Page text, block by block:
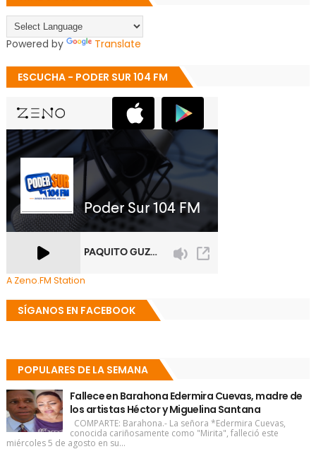
Powered by Translate
ESCUCHA - PODER SUR 104 FM
A Zeno.FM Station
SÍGANOS EN FACEBOOK
POPULARES DE LA SEMANA
Fallece en Barahona Edermira Cuevas, madre de
los artistas Héctor y Miguelina Santana
COMPARTE: Barahona.- La señora *Edermira Cuevas,
conocida cariñosamente como "Mirita", falleció este
miércoles 5 de agosto en su...